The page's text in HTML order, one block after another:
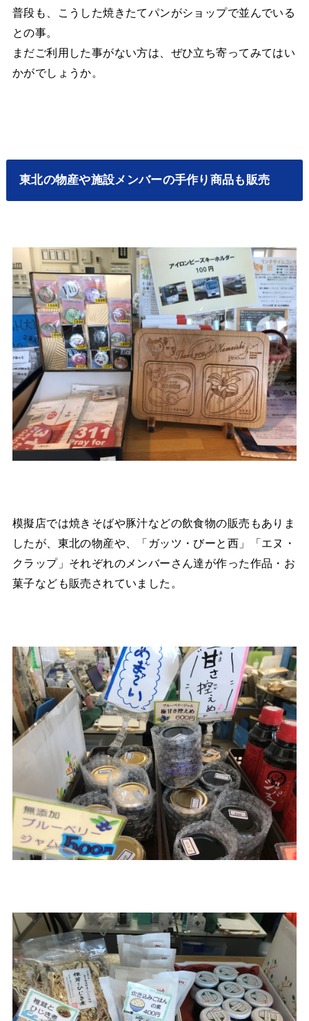
普段も、こうした焼きたてパンがショップで並んでいる
との事。
まだご利用した事がない方は、ぜひ立ち寄ってみてはい
かがでしょうか。
東北の物産や施設メンバーの手作り商品も販売
模擬店では焼きそばや豚汁などの飲食物の販売もありま
したが、東北の物産や、「ガッツ・びーと西」「エヌ・
クラップ」それぞれのメンバーさん達が作った作品・お
菓子なども販売されていました。